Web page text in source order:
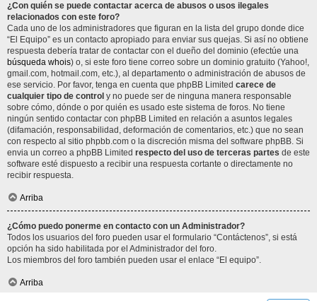
¿Con quién se puede contactar acerca de abusos o usos ilegales
relacionados con este foro?
Cada uno de los administradores que figuran en la lista del grupo donde dice
“El Equipo” es un contacto apropiado para enviar sus quejas. Si así no obtiene
respuesta debería tratar de contactar con el dueño del dominio (efectúe una
búsqueda whois) o, si este foro tiene correo sobre un dominio gratuito (Yahoo!,
gmail.com, hotmail.com, etc.), al departamento o administración de abusos de
ese servicio. Por favor, tenga en cuenta que phpBB Limited carece de
cualquier tipo de control y no puede ser de ninguna manera responsable
sobre cómo, dónde o por quién es usado este sistema de foros. No tiene
ningún sentido contactar con phpBB Limited en relación a asuntos legales
(difamación, responsabilidad, deformación de comentarios, etc.) que no sean
con respecto al sitio phpbb.com o la discreción misma del software phpBB. Si
envia un correo a phpBB Limited respecto del uso de terceras partes de este
software esté dispuesto a recibir una respuesta cortante o directamente no
recibir respuesta.
Arriba
¿Cómo puedo ponerme en contacto con un Administrador?
Todos los usuarios del foro pueden usar el formulario “Contáctenos”, si está
opción ha sido habilitada por el Administrador del foro.
Los miembros del foro también pueden usar el enlace “El equipo”.
Arriba